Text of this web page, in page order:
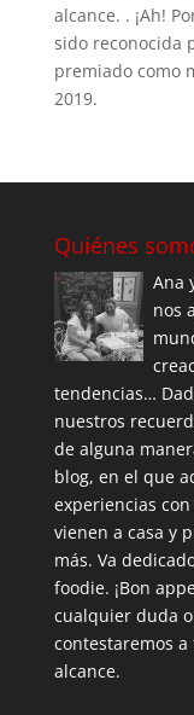
alcance. . ¡Ah!
sido reconocida
premiado como
2019.
Quiénes
Ana
nos
tendencias…
nuestros
de alguna
blog, en el que
experiencias
vienen a casa y
más. Va
foodie. ¡Bon
cualquier duda
contestaremos
alcance.